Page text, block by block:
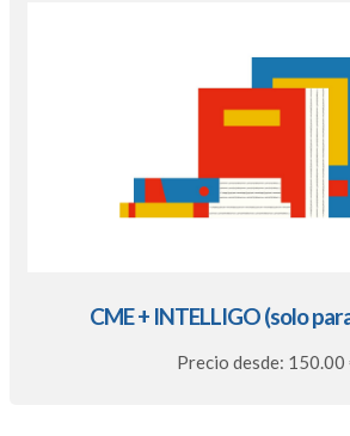
CME + INTELLIGO (solo
Precio desde: 150.00